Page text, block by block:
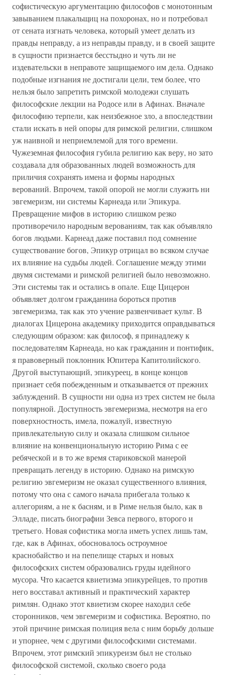
софистическую аргументацию философов с монотонным
завыванием плакальщиц на похоронах, но и потребовал
от сената изгнать человека, который умеет делать из
правды неправду, а из неправды правду, и в своей защите
в сущности признается бесстыдно и чуть ли не
издевательски в неправоте защищаемого им дела. Однако
подобные изгнания не достигали цели, тем более, что
нельзя было запретить римской молодежи слушать
философские лекции на Родосе или в Афинах. Вначале
философию терпели, как неизбежное зло, а впоследствии
стали искать в ней опоры для римской религии, слишком
уж наивной и неприемлемой для того времени.
Чужеземная философия губила религию как веру, но зато
создавала для образованных людей возможность для
приличия сохранять имена и формы народных
верований. Впрочем, такой опорой не могли служить ни
эвгемеризм, ни системы Карнеада или Эпикура.
Превращение мифов в историю слишком резко
противоречило народным верованиям, так как объявляло
богов людьми. Карнеад даже поставил под сомнение
существование богов, Эпикур отрицал во всяком случае
их влияние на судьбы людей. Соглашение между этими
двумя системами и римской религией было невозможно.
Эти системы так и остались в опале. Еще Цицерон
объявляет долгом гражданина бороться против
эвгемеризма, так как это учение развенчивает культ. В
диалогах Цицерона академику приходится оправдываться
следующим образом: как философ, я принадлежу к
последователям Карнеада, но как гражданин и понтифик,
я правоверный поклонник Юпитера Капитолийского.
Другой выступающий, эпикуреец, в конце концов
признает себя побежденным и отказывается от прежних
заблуждений. В сущности ни одна из трех систем не была
популярной. Доступность эвгемеризма, несмотря на его
поверхностность, имела, пожалуй, известную
привлекательную силу и оказала слишком сильное
влияние на конвенциональную историю Рима с ее
ребяческой и в то же время стариковской манерой
превращать легенду в историю. Однако на римскую
религию эвгемеризм не оказал существенного влияния,
потому что она с самого начала прибегала только к
аллегориям, а не к басням, и в Риме нельзя было, как в
Элладе, писать биографии Зевса первого, второго и
третьего. Новая софистика могла иметь успех лишь там,
где, как в Афинах, обосновалось остроумное
краснобайство и на пепелище старых и новых
философских систем образовались груды идейного
мусора. Что касается квиетизма эпикурейцев, то против
него восставал активный и практический характер
римлян. Однако этот квиетизм скорее находил себе
сторонников, чем эвгемеризм и софистика. Вероятно, по
этой причине римская полиция вела с ним борьбу дольше
и упорнее, чем с другими философскими системами.
Впрочем, этот римский эпикуреизм был не столько
философской системой, сколько своего рода